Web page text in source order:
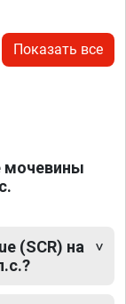
Показать все
мочевины
(SCR) на